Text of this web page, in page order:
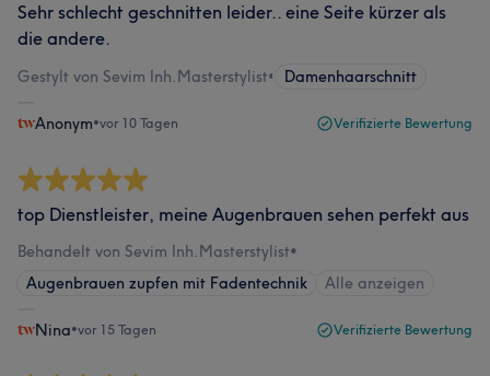
Sehr schlecht geschnitten leider.. eine Seite kürzer als
die andere.
Gestylt von Sevim Inh.Masterstylist• Damenhaarschnitt
Anonym•vor 10 Tagen Verifizierte Bewertung
top Dienstleister, meine Augenbrauen sehen perfekt aus
Behandelt von Sevim Inh.Masterstylist•
Augenbrauen zupfen mit Fadentechnik
Alle anzeigen
Nina•vor 15 Tagen Verifizierte Bewertung